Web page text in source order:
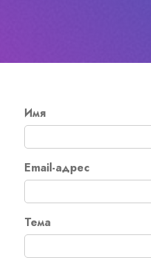
Reseller Radio
Reseller Web Hosting
Servere VPS
Связь с нами
Имя
Email-адрес
Тема